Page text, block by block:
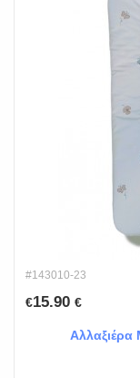
#143010-23
€15.90 €